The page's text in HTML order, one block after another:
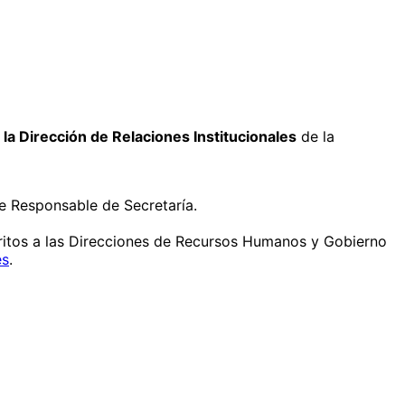
Dirección de Relaciones Institucionales de la
de Secretaría.
a las Direcciones de Recursos Humanos y Gobierno
.